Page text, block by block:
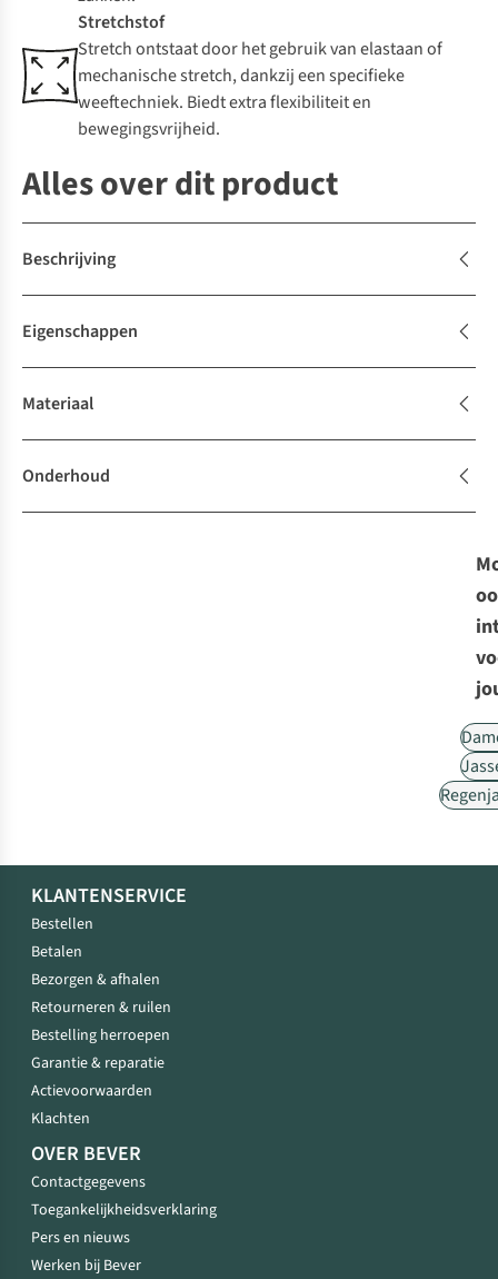
Stretchstof
Stretch ontstaat door het gebruik van elastaan of
mechanische stretch, dankzij een specifieke
weeftechniek. Biedt extra flexibiliteit en
bewegingsvrijheid.
Alles over dit product
Beschrijving
Eigenschappen
Materiaal
Onderhoud
KLANTENSERVICE
Bestellen
Betalen
Bezorgen & afhalen
Retourneren & ruilen
Bestelling herroepen
Garantie & reparatie
Actievoorwaarden
Klachten
OVER BEVER
Contactgegevens
Toegankelijkheidsverklaring
Pers en nieuws
Werken bij Bever